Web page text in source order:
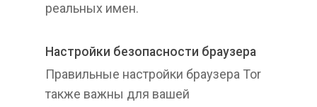
реальных имен.
Настройки безопасности браузера
Правильные настройки браузера Tor
также важны для вашей